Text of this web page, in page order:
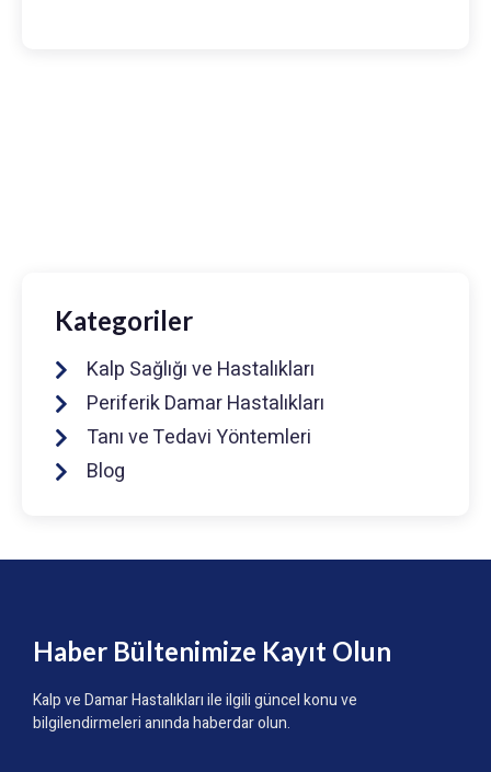
Kategoriler
Kalp Sağlığı ve Hastalıkları
Periferik Damar Hastalıkları
Tanı ve Tedavi Yöntemleri
Blog
Haber Bültenimize Kayıt Olun
Kalp ve Damar Hastalıkları ile ilgili güncel konu ve
bilgilendirmeleri anında haberdar olun.